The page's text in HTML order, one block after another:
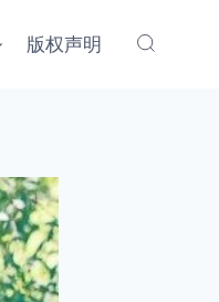
版权声明